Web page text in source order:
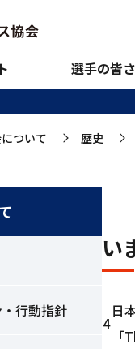
選手の皆
ニュー
ついて >
歴史
い
4
日
「
行動指針